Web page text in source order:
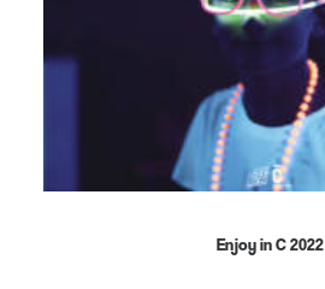
Enjoy in C 2022